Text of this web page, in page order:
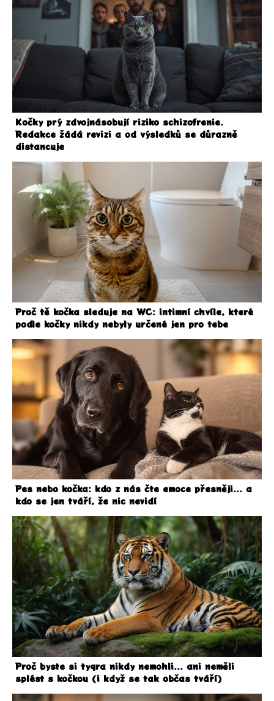
Kočky prý zdvojnásobují riziko schizofrenie.
Redakce žádá revizi a od výsledků se důrazně
distancuje
Proč tě kočka sleduje na WC: intimní chvíle, které
podle kočky nikdy nebyly určené jen pro tebe
Pes nebo kočka: kdo z nás čte emoce přesněji... a
kdo se jen tváří, že nic nevidí
Proč byste si tygra nikdy nemohli... ani neměli
splést s kočkou (i když se tak občas tváří)